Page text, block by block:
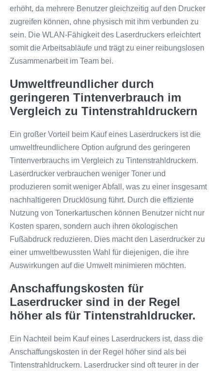
erhöht, da mehrere Benutzer gleichzeitig auf den Drucker
zugreifen können, ohne physisch mit ihm verbunden zu
sein. Die WLAN-Fähigkeit des Laserdruckers erleichtert
somit die Arbeitsabläufe und trägt zu einer reibungslosen
Zusammenarbeit im Team bei.
Umweltfreundlicher durch
geringeren Tintenverbrauch im
Vergleich zu Tintenstrahldruckern
Ein großer Vorteil beim Kauf eines Laserdruckers ist die
umweltfreundlichere Option aufgrund des geringeren
Tintenverbrauchs im Vergleich zu Tintenstrahldruckern.
Laserdrucker verbrauchen weniger Toner und
produzieren somit weniger Abfall, was zu einer insgesamt
nachhaltigeren Drucklösung führt. Durch die effiziente
Nutzung von Tonerkartuschen können Benutzer nicht nur
Kosten sparen, sondern auch ihren ökologischen
Fußabdruck reduzieren. Dies macht den Laserdrucker zu
einer umweltbewussten Wahl für diejenigen, die ihre
Auswirkungen auf die Umwelt minimieren möchten.
Anschaffungskosten für
Laserdrucker sind in der Regel
höher als für Tintenstrahldrucker.
Ein Nachteil beim Kauf eines Laserdruckers ist, dass die
Anschaffungskosten in der Regel höher sind als bei
Tintenstrahldruckern. Laserdrucker sind oft teurer in der